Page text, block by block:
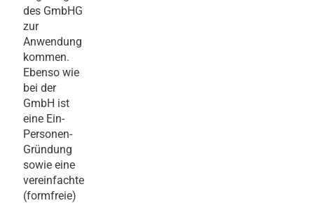
des GmbHG
zur
Anwendung
kommen.
Ebenso wie
bei der
GmbH ist
eine Ein-
Personen-
Gründung
sowie eine
vereinfachte
(formfreie)